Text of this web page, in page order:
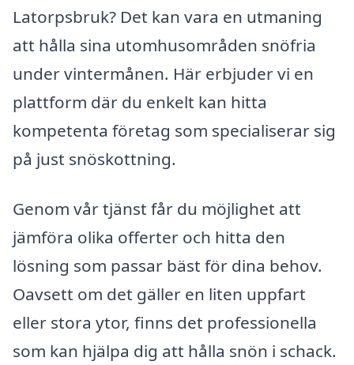
Latorpsbruk? Det kan vara en utmaning
att hålla sina utomhusområden snöfria
under vintermånen. Här erbjuder vi en
plattform där du enkelt kan hitta
kompetenta företag som specialiserar sig
på just snöskottning.
Genom vår tjänst får du möjlighet att
jämföra olika offerter och hitta den
lösning som passar bäst för dina behov.
Oavsett om det gäller en liten uppfart
eller stora ytor, finns det professionella
som kan hjälpa dig att hålla snön i schack.